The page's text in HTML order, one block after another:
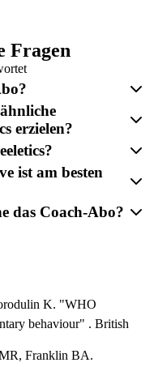
Fragen
erzielen?
ist am besten
das Coach-Abo?
K. "WHO
behaviour" . British
Franklin BA.